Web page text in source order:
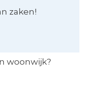
zaken!
woonwijk?